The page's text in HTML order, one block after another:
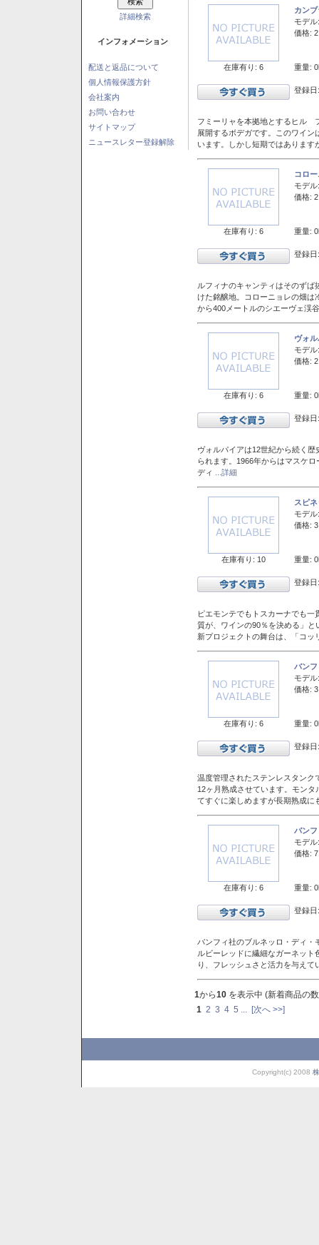
詳細検索
インフォメーション
配送と返品について
個人情報保護方針
会社案内
お問い合わせ
サイトマップ
ニュースレター登録解除
在庫有り: 6
カン
モデル:
価格:
重量:
登録
フミーリャを本拠地とするヒル
展開するボデガです。このワイ
います。しかし短期ではありま
在庫有り: 6
コロ
モデル:
価格:
重量:
登録
ルフィナのキャンティはそのず
けた銘醸地。コローニョレの畑は
から400メートルのシエーヴェ渓
在庫有り: 6
ヴォ
モデル:
価格:
重量:
登録
ヴォルパイアは12世紀から続く
られます。1966年からはマスケ
ディ
...詳細
在庫有り: 10
スピ
モデル:
価格:
重量:
登録
ピエモンテでもトスカーナでも
質が、ワインの90％を決める」
新プロジェクトの舞台は、「コ
在庫有り: 6
バン
モデル:
価格:
重量:
登録
温度管理されたステンレスタンク
12ヶ月熟成させています。モン
てすぐに楽しめますが長期熟成に
在庫有り: 6
バン
モデル:
価格:
重量:
登録
バンフィ社のブルネッロ・ディ
ルビーレッドに繊細なガーネッ
り、フレッシュさと活力を与え
1から10 を表示中 (新着商品の
1 2 3 4 5 [次へ >>]
Copyright(c) 2008